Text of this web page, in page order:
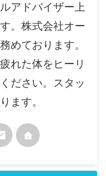
アドバイザー上
。株式会社オー
めております。
れた体をヒーリ
ださい。スタッ
ます。